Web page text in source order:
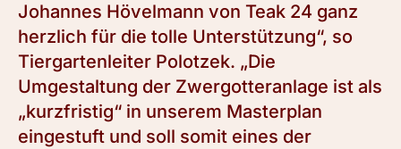
Johannes Hövelmann von Teak 24 ganz
herzlich für die tolle Unterstützung“, so
Tiergartenleiter Polotzek. „Die
Umgestaltung der Zwergotteranlage ist als
„kurzfristig“ in unserem Masterplan
eingestuft und soll somit eines der